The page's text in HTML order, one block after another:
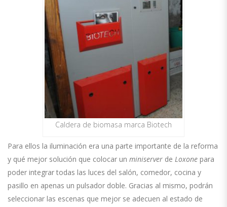
Caldera de biomasa marca Biotech
Para ellos la iluminación era una parte importante de la reforma
y qué mejor solución que colocar un miniserver de Loxone para
poder integrar todas las luces del salón, comedor, cocina y
pasillo en apenas un pulsador doble. Gracias al mismo, podrán
seleccionar las escenas que mejor se adecuen al estado de